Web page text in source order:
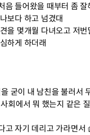
음 들어왔을 때부터 좀 잘
보다 하고 넘겼대
을 몇개월 다녀오고 저
하게 하더래
굳이 내 남친을 불러서
회에서 뭐 했는지 같은
고 자기 데리고 가라면서